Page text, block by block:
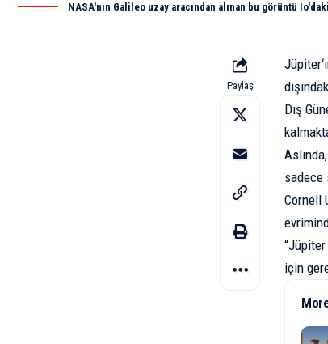
NASA'nın Galileo uzay aracından alınan bu görüntü
Paylaş
Jüpiter
Dış
sadece
Cornell
için